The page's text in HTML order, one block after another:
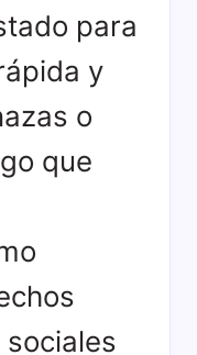
para
y
o
que
sociales